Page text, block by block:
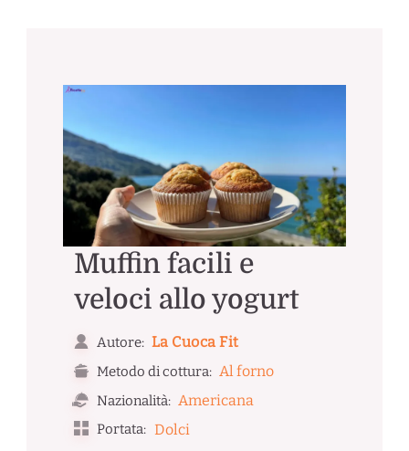
Muffin facili e
veloci allo yogurt
Autore: La Cuoca Fit
Metodo di cottura: Al forno
Nazionalità: Americana
Portata: Dolci